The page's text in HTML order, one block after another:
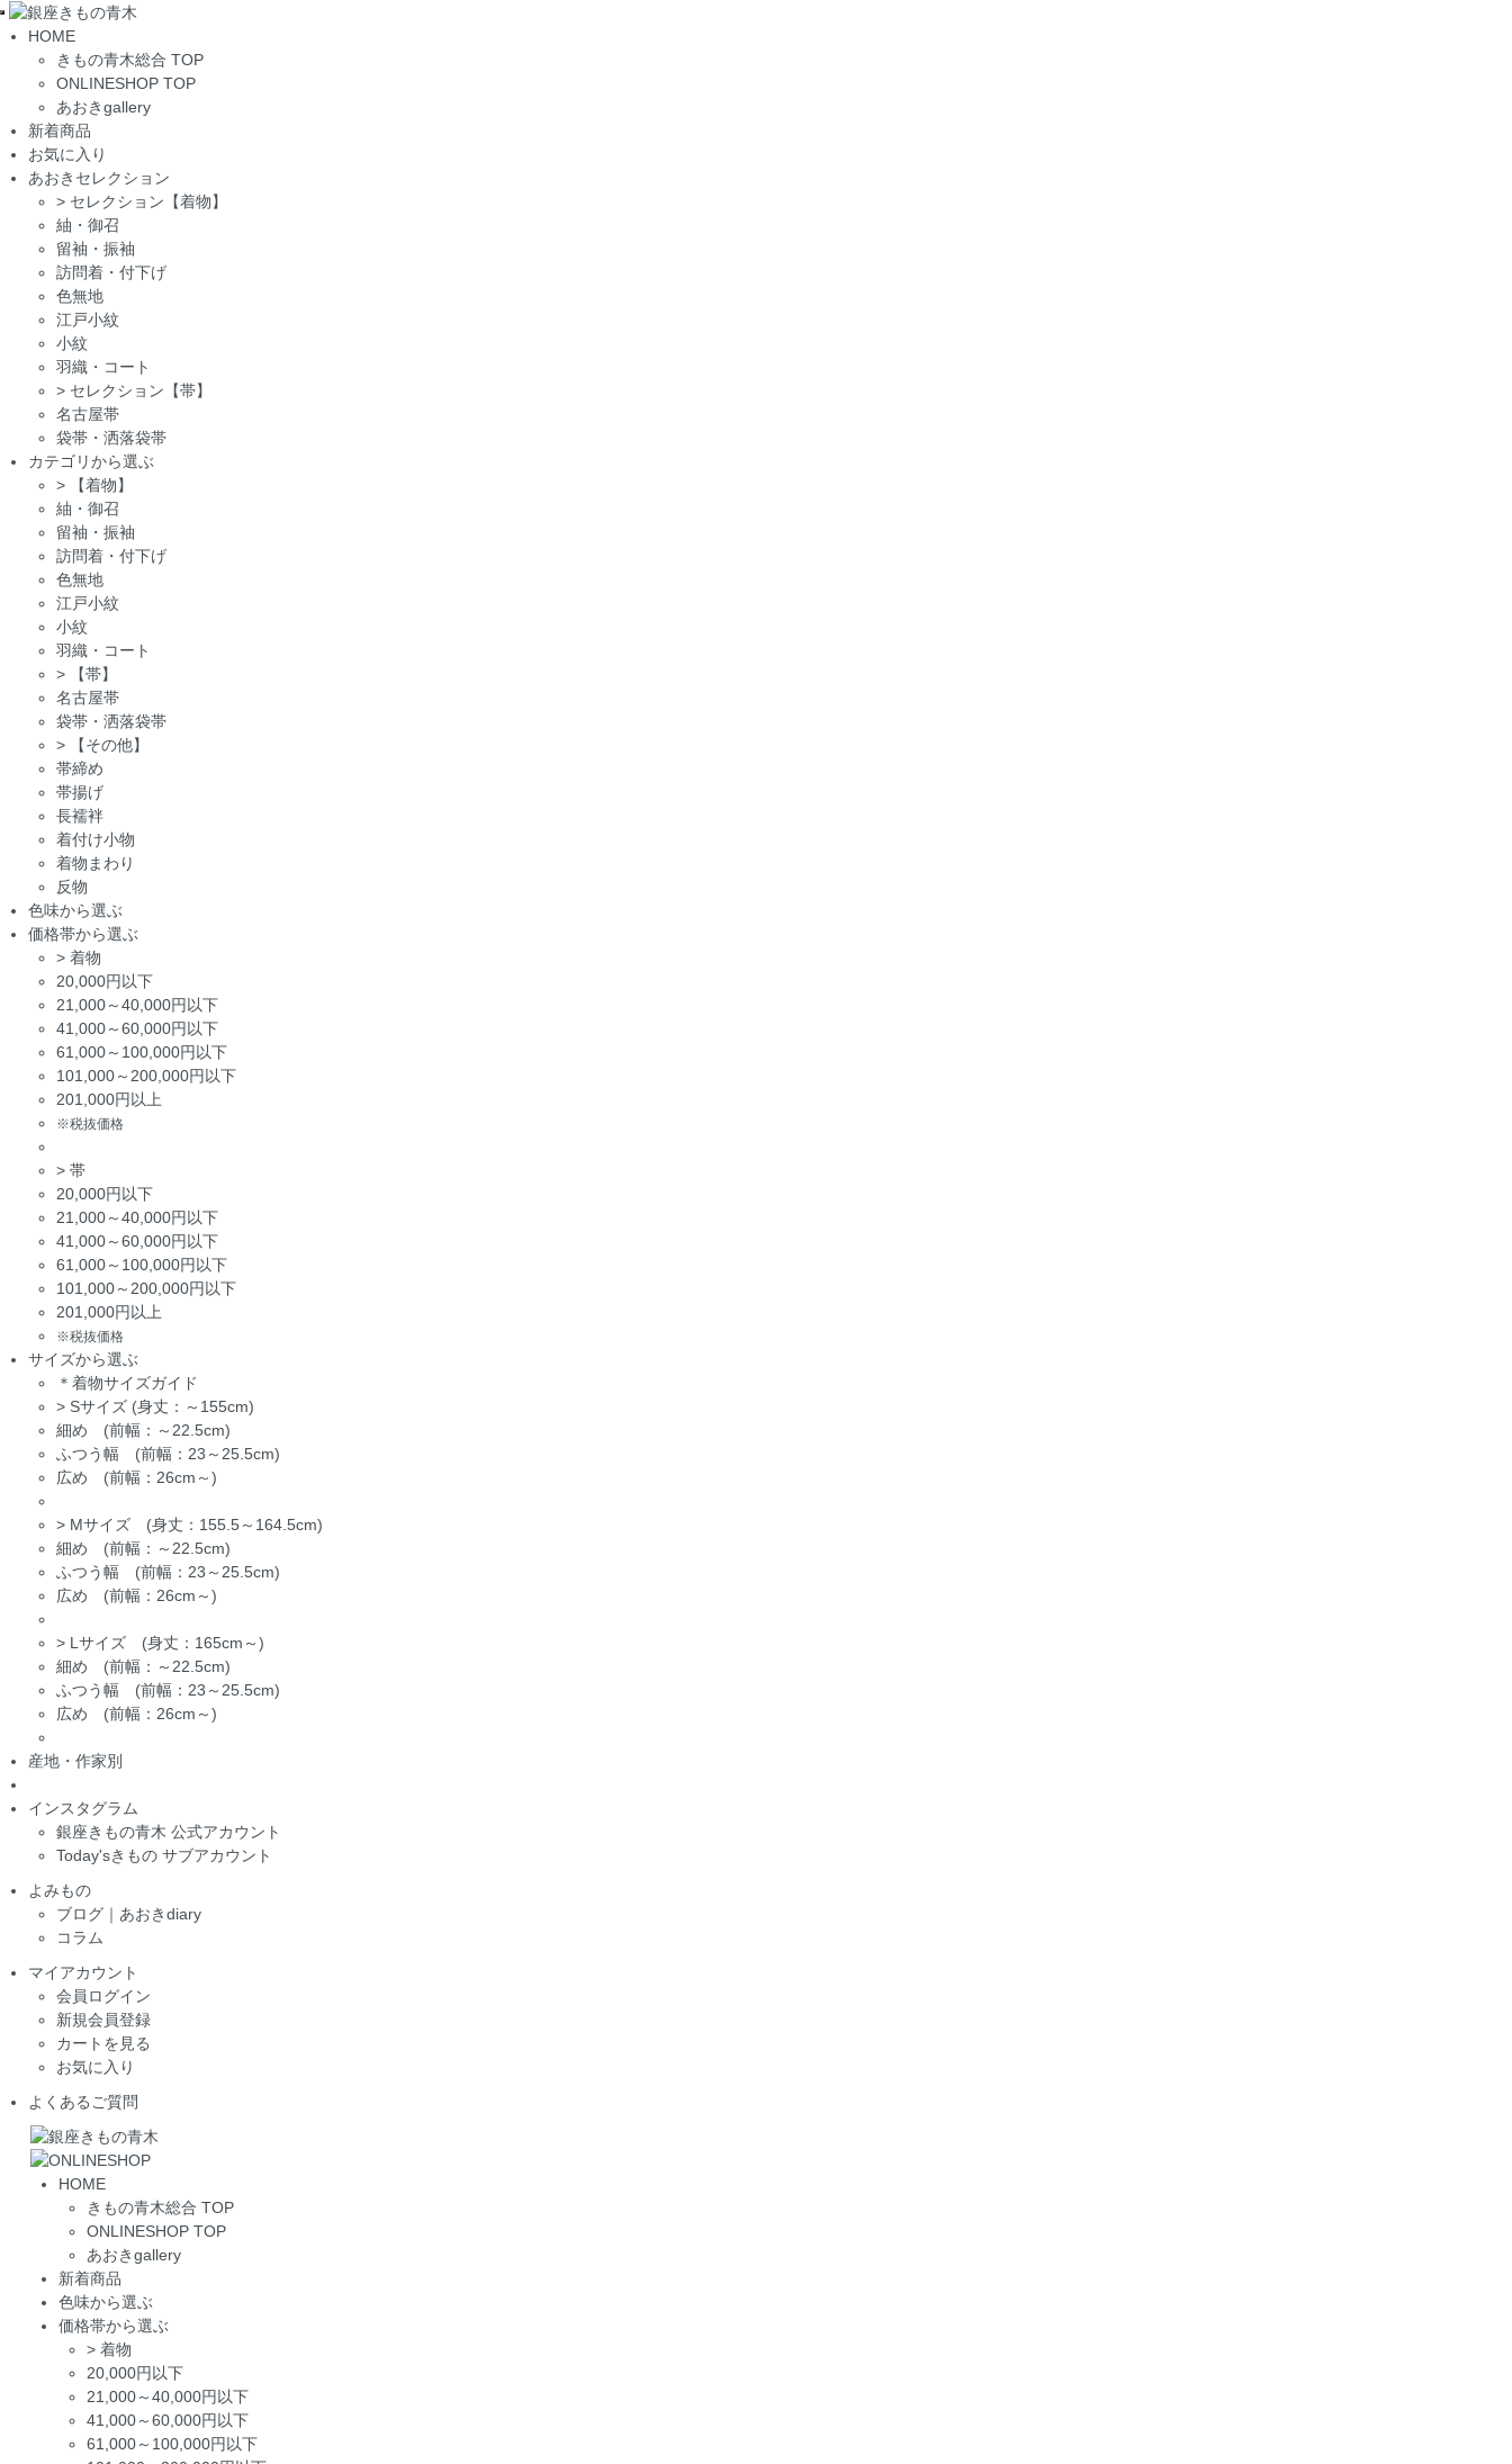
Toggle
navigation
HOME
きもの青木総合 TOP
ONLINESHOP TOP
あおきgallery
新着商品
お気に入り
あおきセレクション
> セレクション【着物】
紬・御召
留袖・振袖
訪問着・付下げ
色無地
江戸小紋
小紋
羽織・コート
> セレクション【帯】
名古屋帯
袋帯・洒落袋帯
カテゴリから選ぶ
>
【着物】
紬・御召
留袖・振袖
訪問着・付下げ
色無地
江戸小紋
小紋
羽織・コート
>
【帯】
名古屋帯
袋帯・洒落袋帯
>
【その他】
帯締め
帯揚げ
長襦袢
着付け小物
着物まわり
反物
色味から選ぶ
価格帯から選ぶ
> 着物
20,000円以下
21,000～40,000円以下
41,000～60,000円以下
61,000～100,000円以下
101,000～200,000円以下
201,000円以上
※税抜価格
> 帯
20,000円以下
21,000～40,000円以下
41,000～60,000円以下
61,000～100,000円以下
101,000～200,000円以下
201,000円以上
※税抜価格
サイズから選ぶ
＊着物サイズガイド
> Sサイズ (身丈：～155cm)
細め (前幅：～22.5cm)
ふつう幅 (前幅：23～25.5cm)
広め (前幅：26cm～)
> Mサイズ (身丈：155.5～164.5cm)
細め (前幅：～22.5cm)
ふつう幅 (前幅：23～25.5cm)
広め (前幅：26cm～)
> Lサイズ (身丈：165cm～)
細め (前幅：～22.5cm)
ふつう幅 (前幅：23～25.5cm)
広め (前幅：26cm～)
産地・作家別
インスタグラム
銀座きもの青木 公式アカウント
Today'sきもの サブアカウント
よみもの
ブログ｜あおきdiary
コラム
マイアカウント
会員ログイン
新規会員登録
カートを見る
お気に入り
よくあるご質問
HOME
きもの青木総合 TOP
ONLINESHOP TOP
あおきgallery
新着商品
色味から選ぶ
価格帯から選ぶ
> 着物
20,000円以下
21,000～40,000円以下
41,000～60,000円以下
61,000～100,000円以下